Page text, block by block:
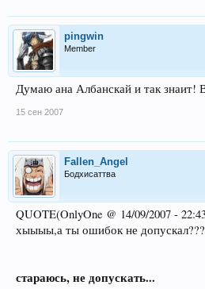
pingwin
Member
Думаю ана Албанскай и так знаит!
15 сен 2007
Fallen_Angel
Бодхисаттва
QUOTE(OnlyOne @ 14/09/2007 -
хыыыы,а ты ошибок не
стараюсь, не допускать...